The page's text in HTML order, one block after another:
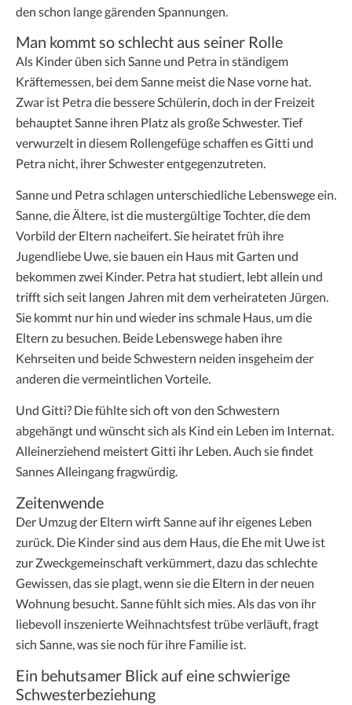
den schon lange gärenden Spannungen.
Man kommt so schlecht aus seiner Rolle
Als Kinder üben sich Sanne und Petra in ständigem
Kräftemessen, bei dem Sanne meist die Nase vorne hat.
Zwar ist Petra die bessere Schülerin, doch in der Freizeit
behauptet Sanne ihren Platz als große Schwester. Tief
verwurzelt in diesem Rollengefüge schaffen es Gitti und
Petra nicht, ihrer Schwester entgegenzutreten.
Sanne und Petra schlagen unterschiedliche Lebenswege ein.
Sanne, die Ältere, ist die mustergültige Tochter, die dem
Vorbild der Eltern nacheifert. Sie heiratet früh ihre
Jugendliebe Uwe, sie bauen ein Haus mit Garten und
bekommen zwei Kinder. Petra hat studiert, lebt allein und
trifft sich seit langen Jahren mit dem verheirateten Jürgen.
Sie kommt nur hin und wieder ins schmale Haus, um die
Eltern zu besuchen. Beide Lebenswege haben ihre
Kehrseiten und beide Schwestern neiden insgeheim der
anderen die vermeintlichen Vorteile.
Und Gitti? Die fühlte sich oft von den Schwestern
abgehängt und wünscht sich als Kind ein Leben im Internat.
Alleinerziehend meistert Gitti ihr Leben. Auch sie findet
Sannes Alleingang fragwürdig.
Zeitenwende
Der Umzug der Eltern wirft Sanne auf ihr eigenes Leben
zurück. Die Kinder sind aus dem Haus, die Ehe mit Uwe ist
zur Zweckgemeinschaft verkümmert, dazu das schlechte
Gewissen, das sie plagt, wenn sie die Eltern in der neuen
Wohnung besucht. Sanne fühlt sich mies. Als das von ihr
liebevoll inszenierte Weihnachtsfest trübe verläuft, fragt
sich Sanne, was sie noch für ihre Familie ist.
Ein behutsamer Blick auf eine schwierige
Schwesterbeziehung